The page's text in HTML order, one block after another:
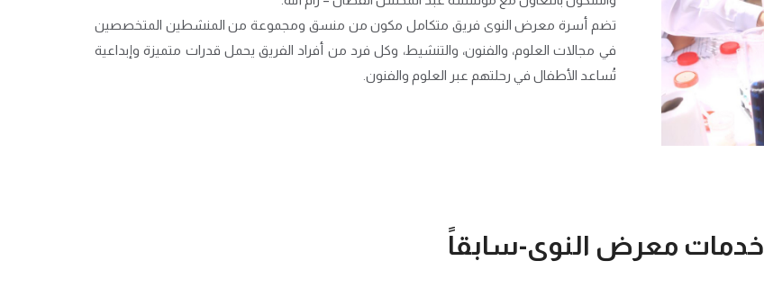
تضم أسرة معرض النوى فريق متكامل مكون من منسق ومجموعة من المنشطين المتخصصين
في مجالات العلوم، والفنون، والتنشيط، وكل فرد من أفراد الفريق يحمل قدرات متميزة وإبداعية
تُساعد الأطفال في رحلتهم عبر العلوم والفنون.
خدمات معرض النوى-سابقاً